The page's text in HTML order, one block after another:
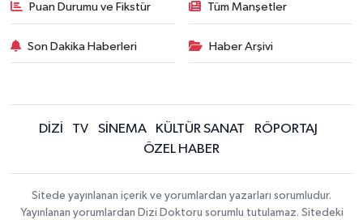
Puan Durumu ve Fikstür Tüm Manşetler
Son Dakika Haberleri Haber Arşivi
DİZİ TV SİNEMA KÜLTÜR SANAT
RÖPORTAJ
ÖZEL HABER
Sitede yayınlanan içerik ve yorumlardan yazarları sorumludur.
Yayınlanan yorumlardan Dizi Doktoru sorumlu tutulamaz. Sitedeki